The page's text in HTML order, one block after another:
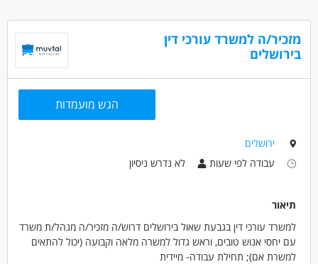
אדמיניסטרציה ומזכירות - מזכיר/ה
משרה מלאה
מזכיר/ה למשרד עורכי דין
בירושלים
הגש מועמדות
ירושלים
עבודה לפי שעות
לא נדרש ניסיון
תיאור
למשרד עורכי דין בגבעת שאול בירושלים דרוש/ה מזכיר/ה מנהל/ת משרד
עם יחסי אנוש טובים, וראש גדול למשרה מלאה וקבועה (יכול להתאים
למשרת אם); תחילת עבודה- מיידית